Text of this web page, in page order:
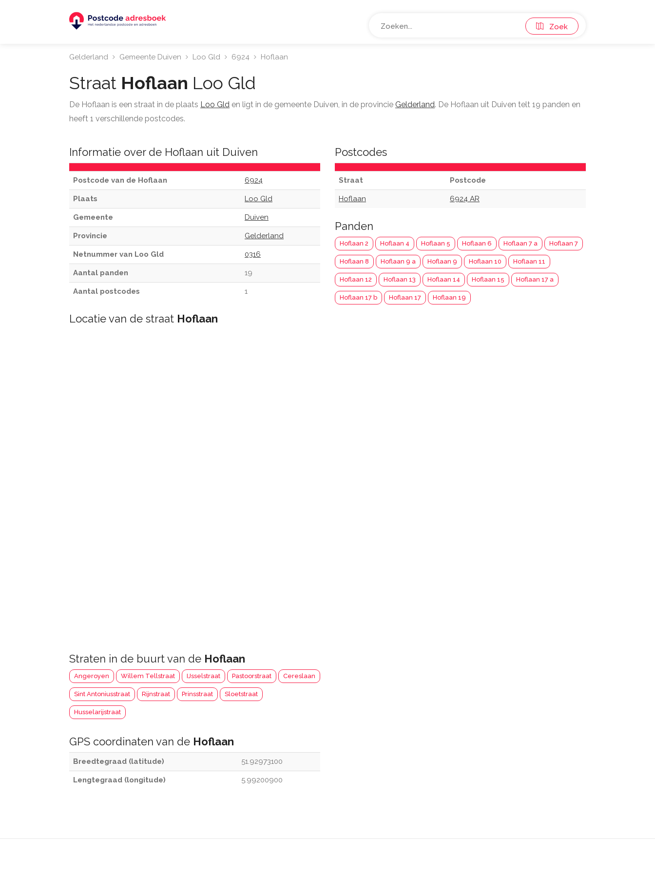
Zoek
Gelderland Gemeente Duiven Loo Gld 6924 Hoflaan
Straat Hoflaan Loo Gld
De Hoflaan is een straat in de plaats Loo Gld en ligt in de gemeente Duiven, in de provincie Gelderland. De Hoflaan uit Duiven telt 19 panden en
heeft 1 verschillende postcodes.
Informatie over de Hoflaan uit Duiven
Postcode van de Hoflaan 6924
Plaats Loo Gld
Gemeente Duiven
Provincie Gelderland
Netnummer van Loo Gld 0316
Aantal panden 19
Aantal postcodes 1
Locatie van de straat Hoflaan
Straten in de buurt van de Hoflaan
Angeroyen Willem Tellstraat IJsselstraat Pastoorstraat Cereslaan
Sint Antoniusstraat Rijnstraat Prinsstraat Sloetstraat
Husselarijstraat
GPS coordinaten van de Hoflaan
Breedtegraad (latitude) 51.92973100
Lengtegraad (longitude) 5.99200900
Postcodes
Straat Postcode
Hoflaan 6924 AR
Panden
Hoflaan 2 Hoflaan 4 Hoflaan 5 Hoflaan 6 Hoflaan 7 a Hoflaan 7
Hoflaan 8 Hoflaan 9 a Hoflaan 9 Hoflaan 10 Hoflaan 11
Hoflaan 12 Hoflaan 13 Hoflaan 14 Hoflaan 15 Hoflaan 17 a
Hoflaan 17 b Hoflaan 17 Hoflaan 19